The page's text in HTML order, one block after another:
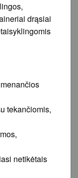
drąsiai
tekančiomis,
netikėtais